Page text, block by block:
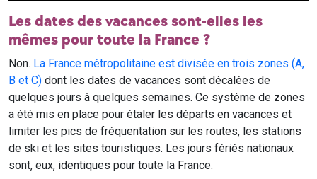
Les dates des vacances sont-elles les
mêmes pour toute la France ?
Non. La France métropolitaine est divisée en trois zones (A,
B et C) dont les dates de vacances sont décalées de
quelques jours à quelques semaines. Ce système de zones
a été mis en place pour étaler les départs en vacances et
limiter les pics de fréquentation sur les routes, les stations
de ski et les sites touristiques. Les jours fériés nationaux
sont, eux, identiques pour toute la France.